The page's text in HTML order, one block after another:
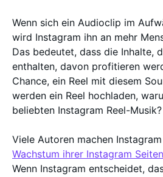
Wenn sich ein Audioclip im
wird Instagram ihn an mehr
Das bedeutet, dass die Inhalte,
enthalten, davon profitieren
Chance, ein Reel mit diesem
werden ein Reel hochladen,
beliebten Instagram Reel-Musik?
Viele Autoren machen
Wachstum ihrer Instagram Seiten
Wenn Instagram entscheidet,